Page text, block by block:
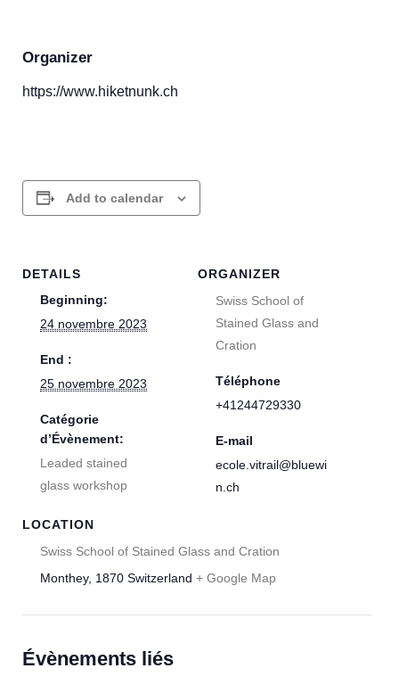
Organizer
https://www.hiketnunk.ch
Add to calendar
DETAILS
Beginning:
24 novembre 2023
End :
25 novembre 2023
Catégorie
d’Évènement:
Leaded stained
glass workshop
LOCATION
Swiss School of Stained Glass and Cration
Monthey, 1870 Switzerland + Google Map
ORGANIZER
Swiss School of
Stained Glass and
Cration
Téléphone
+41244729330
E-mail
ecole.vitrail@bluewi
n.ch
Évènements liés